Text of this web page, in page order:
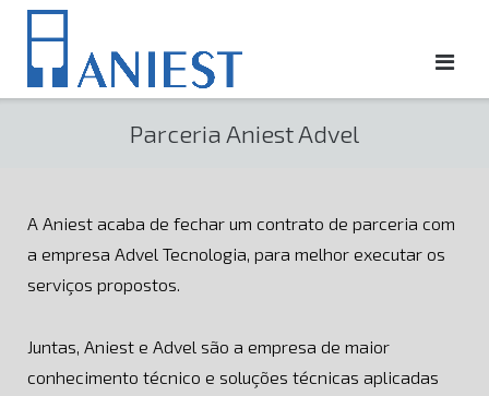
Skip
content
Parceria Aniest Advel
A Aniest acaba de fechar um contrato de parceria com
a empresa Advel Tecnologia, para melhor executar os
serviços propostos.
Juntas, Aniest e Advel são a empresa de maior
conhecimento técnico e soluções técnicas aplicadas